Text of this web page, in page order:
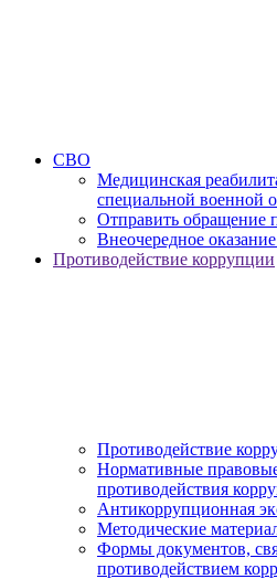
СВО
Медицинская
специальной военной
Отправить обращение
Внеочередное
Противодействие коррупции
Противодействие
Нормативные
противодействия
Антикоррупционная
Методические
Формы документов,
противодействием